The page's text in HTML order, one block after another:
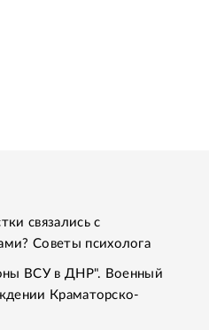
связались с
Советы психолога
ВСУ в ДНР". Военный
Краматорско-